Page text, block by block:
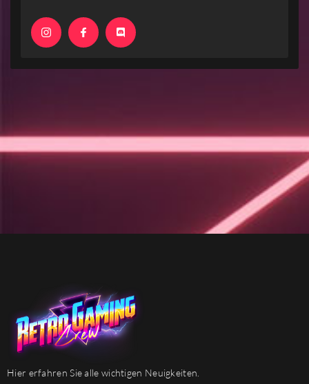
Hier erfahren Sie alle wichtigen Neuigkeiten.